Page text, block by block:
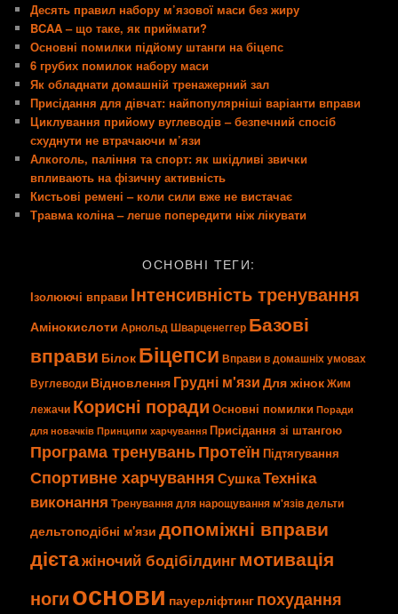
Десять правил набору м’язової маси без жиру
BCAA – що таке, як приймати?
Основні помилки підйому штанги на біцепс
6 грубих помилок набору маси
Як обладнати домашній тренажерний зал
Присідання для дівчат: найпопулярніші варіанти вправи
Циклування прийому вуглеводів – безпечний спосіб
схуднути не втрачаючи м’язи
Алкоголь, паління та спорт: як шкідливі звички
впливають на фізичну активність
Кистьові ремені – коли сили вже не вистачає
Травма коліна – легше попередити ніж лікувати
ОСНОВНІ ТЕГИ:
Ізолюючі вправи Інтенсивність тренування
Амінокислоти Арнольд Шварценеггер Базові
вправи Білок Біцепси Вправи в домашніх умовах
Вуглеводи Відновлення Грудні м'язи Для жінокЖим
лежачи Корисні поради Основні помилки Поради
для новачків Принципи харчування Присідання зі штангою
Програма тренуваньПротеїн Підтягування
Спортивне харчуванняСушкаТехніка
виконання Тренування для нарощування м'язівдельти
дельтоподібні м'язи допоміжні вправи
дієтажіночий бодібілдингмотивація
ногиоснови пауерліфтинг похудання